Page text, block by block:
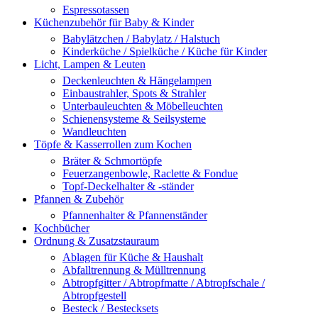
Espressotassen
Küchenzubehör für Baby & Kinder
Babylätzchen / Babylatz / Halstuch
Kinderküche / Spielküche / Küche für Kinder
Licht, Lampen & Leuten
Deckenleuchten & Hängelampen
Einbaustrahler, Spots & Strahler
Unterbauleuchten & Möbelleuchten
Schienensysteme & Seilsysteme
Wandleuchten
Töpfe & Kasserrollen zum Kochen
Bräter & Schmortöpfe
Feuerzangenbowle, Raclette & Fondue
Topf-Deckelhalter & -ständer
Pfannen & Zubehör
Pfannenhalter & Pfannenständer
Kochbücher
Ordnung & Zusatzstauraum
Ablagen für Küche & Haushalt
Abfalltrennung & Mülltrennung
Abtropfgitter / Abtropfmatte / Abtropfschale /
Abtropfgestell
Besteck / Bestecksets